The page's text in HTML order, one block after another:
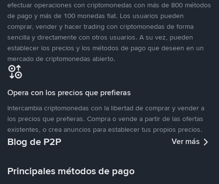
efectuar operaciones con criptomonedas con más de 800 métodos
de pago y más de 100 monedas fiat. Los usuarios pueden
comprar, vender y hacer trading con criptomonedas de forma
sencilla y directamente con otros usuarios. A su vez, pueden
establecer los precios y los métodos de pago que deseen en un
mercado de criptomonedas abierto.
Opera con los precios que prefieras
Intercambia criptomonedas con la libertad de comprar y vender a
los precios que prefieras. Compra o vende a partir de las ofertas
existentes, o crea anuncios para establecer tus propios precios.
Blog de P2P Ver más
Principales métodos de pago